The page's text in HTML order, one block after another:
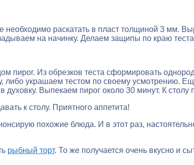
необходимо раскатать в пласт толщиной 3 мм.
на начинку. Делаем защипы по краю
пирог. Из обрезков теста сформировать
либо украшаем тестом по своему усмотрению.
Выпекаем пирог около 30 минут. К столу
к столу. Приятного аппетита!
похожие блюда. И в этот раз,
рыбный торт. То же получается очень вкусно и